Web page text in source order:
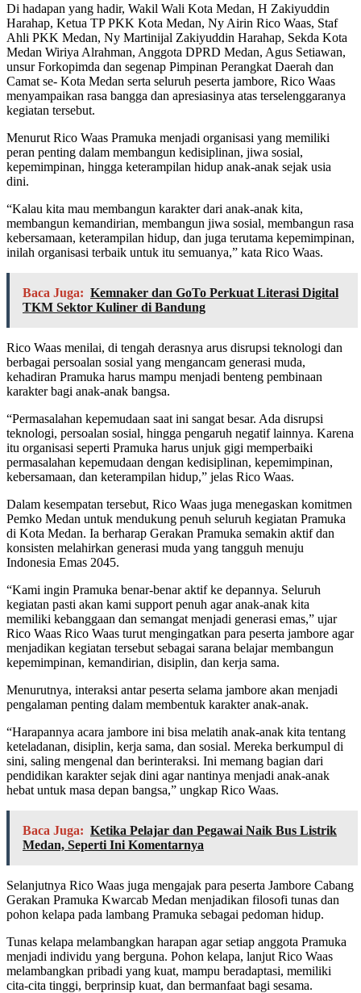
Di hadapan yang hadir, Wakil Wali Kota Medan, H Zakiyuddin
Harahap, Ketua TP PKK Kota Medan, Ny Airin Rico Waas, Staf
Ahli PKK Medan, Ny Martinijal Zakiyuddin Harahap, Sekda Kota
Medan Wiriya Alrahman, Anggota DPRD Medan, Agus Setiawan,
unsur Forkopimda dan segenap Pimpinan Perangkat Daerah dan
Camat se- Kota Medan serta seluruh peserta jambore, Rico Waas
menyampaikan rasa bangga dan apresiasinya atas terselenggaranya
kegiatan tersebut.
Menurut Rico Waas Pramuka menjadi organisasi yang memiliki
peran penting dalam membangun kedisiplinan, jiwa sosial,
kepemimpinan, hingga keterampilan hidup anak-anak sejak usia
dini.
“Kalau kita mau membangun karakter dari anak-anak kita,
membangun kemandirian, membangun jiwa sosial, membangun rasa
kebersamaan, keterampilan hidup, dan juga terutama kepemimpinan,
inilah organisasi terbaik untuk itu semuanya,” kata Rico Waas.
Baca Juga: Kemnaker dan GoTo Perkuat Literasi Digital
TKM Sektor Kuliner di Bandung
Rico Waas menilai, di tengah derasnya arus disrupsi teknologi dan
berbagai persoalan sosial yang mengancam generasi muda,
kehadiran Pramuka harus mampu menjadi benteng pembinaan
karakter bagi anak-anak bangsa.
“Permasalahan kepemudaan saat ini sangat besar. Ada disrupsi
teknologi, persoalan sosial, hingga pengaruh negatif lainnya. Karena
itu organisasi seperti Pramuka harus unjuk gigi memperbaiki
permasalahan kepemudaan dengan kedisiplinan, kepemimpinan,
kebersamaan, dan keterampilan hidup,” jelas Rico Waas.
Dalam kesempatan tersebut, Rico Waas juga menegaskan komitmen
Pemko Medan untuk mendukung penuh seluruh kegiatan Pramuka
di Kota Medan. Ia berharap Gerakan Pramuka semakin aktif dan
konsisten melahirkan generasi muda yang tangguh menuju
Indonesia Emas 2045.
“Kami ingin Pramuka benar-benar aktif ke depannya. Seluruh
kegiatan pasti akan kami support penuh agar anak-anak kita
memiliki kebanggaan dan semangat menjadi generasi emas,” ujar
Rico Waas Rico Waas turut mengingatkan para peserta jambore agar
menjadikan kegiatan tersebut sebagai sarana belajar membangun
kepemimpinan, kemandirian, disiplin, dan kerja sama.
Menurutnya, interaksi antar peserta selama jambore akan menjadi
pengalaman penting dalam membentuk karakter anak-anak.
“Harapannya acara jambore ini bisa melatih anak-anak kita tentang
keteladanan, disiplin, kerja sama, dan sosial. Mereka berkumpul di
sini, saling mengenal dan berinteraksi. Ini memang bagian dari
pendidikan karakter sejak dini agar nantinya menjadi anak-anak
hebat untuk masa depan bangsa,” ungkap Rico Waas.
Baca Juga: Ketika Pelajar dan Pegawai Naik Bus Listrik
Medan, Seperti Ini Komentarnya
Selanjutnya Rico Waas juga mengajak para peserta Jambore Cabang
Gerakan Pramuka Kwarcab Medan menjadikan filosofi tunas dan
pohon kelapa pada lambang Pramuka sebagai pedoman hidup.
Tunas kelapa melambangkan harapan agar setiap anggota Pramuka
menjadi individu yang berguna. Pohon kelapa, lanjut Rico Waas
melambangkan pribadi yang kuat, mampu beradaptasi, memiliki
cita-cita tinggi, berprinsip kuat, dan bermanfaat bagi sesama.